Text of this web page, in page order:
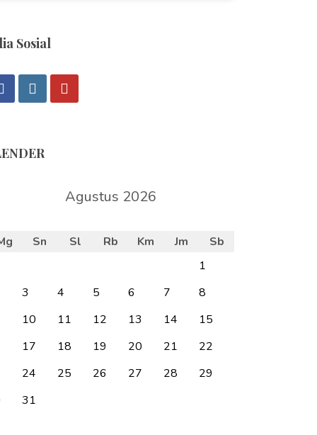
Sosial
Agustus 2026
Sn Sl Rb Km Jm
Sb
1
3 4 5 6 7
8
10 11 12 13 14
15
17 18 19 20 21
22
24 25 26 27 28
29
31